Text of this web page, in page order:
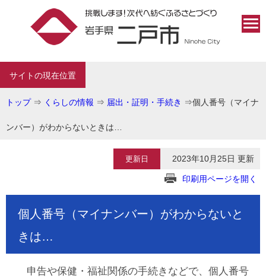
サイトの現在位置
トップ⇒ くらしの情報 ⇒ 届出・証明・手続き ⇒個人番号（マイナ
ンバー）がわからないときは…
更新日 2023年10月25日 更新
印刷用ページを開く
個人番号（マイナンバー）がわからないと
きは…
申告や保健・福祉関係の手続きなどで、個人番号